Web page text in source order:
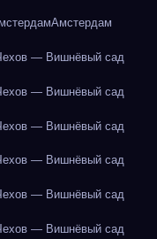
Амстердам
— Вишнёвый сад
— Вишнёвый сад
— Вишнёвый сад
— Вишнёвый сад
— Вишнёвый сад
— Вишнёвый сад